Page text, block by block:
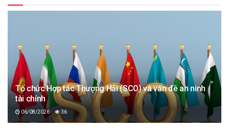
Tổ chức Hợp tác Thượng Hải (SCO) và vấn đề an ninh
tài chính
06/08/2026 36